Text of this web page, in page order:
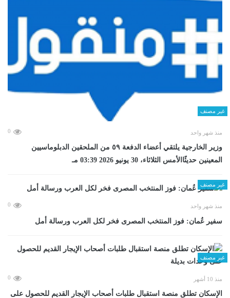
غير مصنف
منذ شهر واحد 0
وزير الخارجية يلتقي أعضاء الدفعة ٥٩ من الملحقين الدبلوماسيين
المعينين حديثًاالأمس الثلاثاء، 30 يونيو 2026 03:39 مـ
غير مصنف
منذ شهر واحد 0
سفير عُمان: فوز المنتخب المصرى فخر لكل العرب ورسالة أمل
غير مصنف
منذ 10 أشهر 0
الإسكان تطلق منصة استقبال طلبات أصحاب الإيجار القديم للحصول على